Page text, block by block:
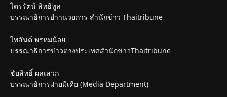
ไตรรัตน์ สิทธิทูล
บรรณาธิการอำานวยการ สำนักข่าว Thaitribune
ไพสันต์ พรหมน้อย
บรรณาธิการข่าวต่างประเทศสำนักข่าวThaitribune
ชัยสิทธิ์ ผลเสวก
บรรณาธิการฝ่ายมีเดีย (Media Department)